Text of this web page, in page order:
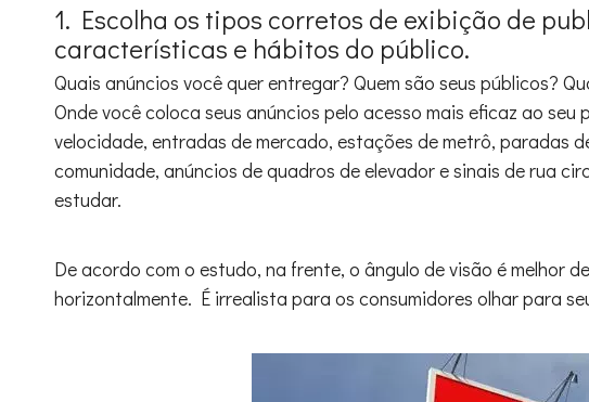
1. Escolha os tipos corretos de exibição de
características e hábitos do público.
Quais anúncios você quer entregar? Quem são seus públicos?
Onde você coloca seus anúncios pelo acesso mais eficaz ao
velocidade, entradas de mercado, estações de metrô, paradas
comunidade, anúncios de quadros de elevador e sinais de rua
estudar.
De acordo com o estudo, na frente, o ângulo de visão é melhor
horizontalmente. É irrealista para os consumidores olhar para